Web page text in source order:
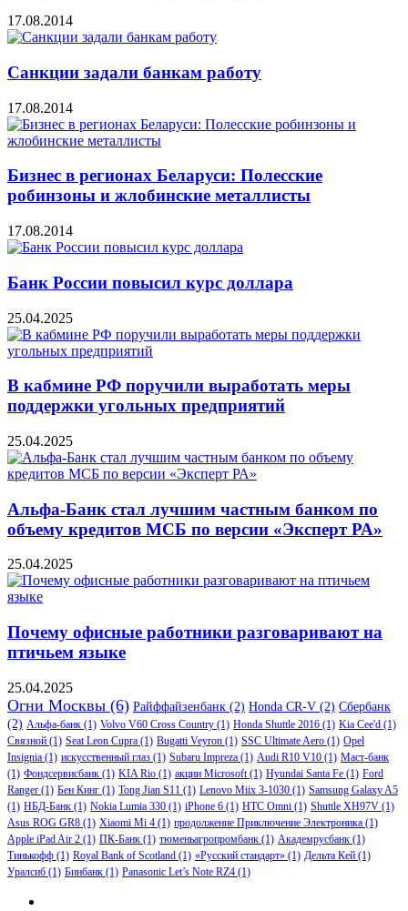
17.08.2014
Санкции задали банкам работу
17.08.2014
Бизнес в регионах Беларуси: Полесские
робинзоны и жлобинские металлисты
17.08.2014
Банк России повысил курс доллара
25.04.2025
В кабмине РФ поручили выработать меры
поддержки угольных предприятий
25.04.2025
Альфа-Банк стал лучшим частным банком по
объему кредитов МСБ по версии «Эксперт РА»
25.04.2025
Почему офисные работники разговаривают на
птичьем языке
25.04.2025
Огни Москвы (6) Райффайзенбанк (2) Honda CR-V (2) Сбербанк
(2) Альфа-банк (1) Volvo V60 Cross Country (1) Honda Shuttle 2016 (1) Kia Cee'd (1)
Связной (1) Seat Leon Cupra (1) Bugatti Veyron (1) SSC Ultimate Aero (1) Opel
Insignia (1) искусственный глаз (1) Subaru Impreza (1) Audi R10 V10 (1) Маст-банк
(1) Фондсервисбанк (1) KIA Rio (1) акции Microsoft(1) Hyundai Santa Fe (1) Ford
Ranger (1) Бен Кинг (1) Tong Jian S11 (1) Lenovo Miix 3-1030 (1) Samsung Galaxy A5
(1) НБД-Банк (1) Nokia Lumia 330 (1) iPhone 6 (1) HTC Omni (1) Shuttle XH97V (1)
Asus ROG GR8 (1) Xiaomi Mi 4 (1) продолжение Приключение Электроника (1)
Apple iPad Air 2 (1) ПК-Банк (1) тюменьагропромбанк (1) Академрусбанк (1)
Тинькофф (1) Royal Bank of Scotland (1) «Русский стандарт» (1) Дельта Кей (1)
Уралсиб (1) Бинбанк (1) Panasonic Let’s Note RZ4 (1)